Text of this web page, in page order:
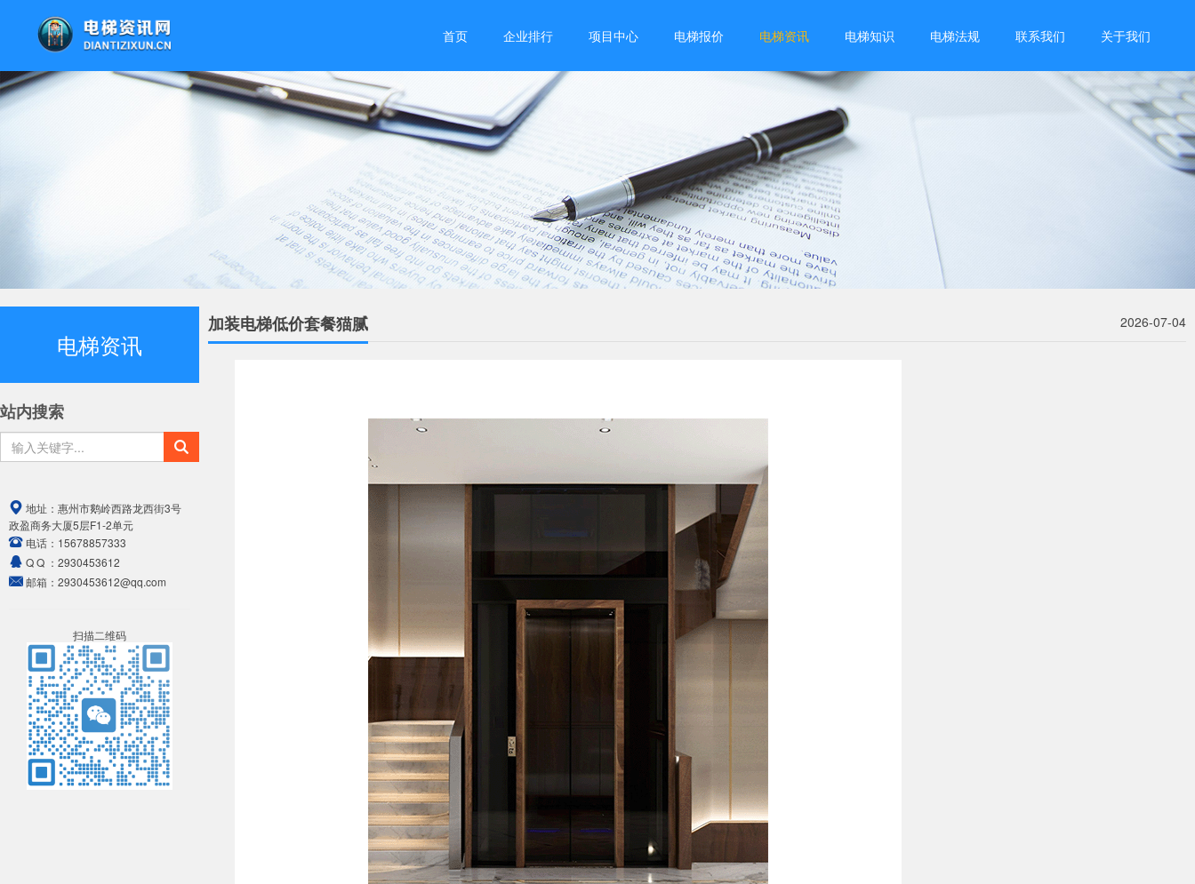
首页 企业排行 项目中心 电梯报价 电梯资讯 电梯知识 电梯法规 联系我们 关于我们
电梯资讯
站内搜索
地址： 惠州市鹅岭西路龙西街3号
政盈商务大厦5层F1-2单元
电话： 15678857333
Q Q ： 2930453612
邮箱： 2930453612@qq.com
扫描二维码
加装电梯低价套餐猫腻 2026-07-04